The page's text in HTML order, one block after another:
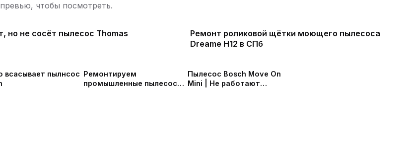
чтобы посмотреть.
но не сосёт пылесос Thomas
Ремонт роликовой щётки моющего пылесоса
Dreame H12 в СПб
всасывает пылнсос Ремонтируем
промышленные пылесосы
Пылесос Bosch Move On
Mini | Не работают